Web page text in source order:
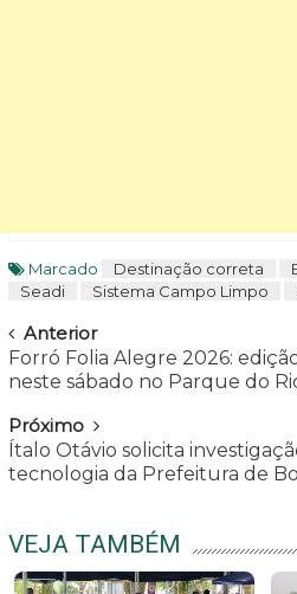
Marcado Destinação correta
Seadi
Sistema Campo Limpo
Navegar
Anterior
Forró Folia Alegre 2026:
neste sábado no Parque do
Próximo
Ítalo Otávio solicita
tecnologia da Prefeitura de
VEJA TAMBÉM